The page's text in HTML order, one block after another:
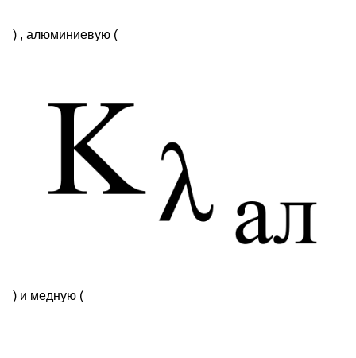
) , алюминиевую (
) и медную (